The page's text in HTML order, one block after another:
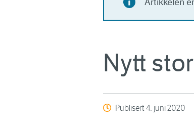
Nytt
Publisert4. juni 2020